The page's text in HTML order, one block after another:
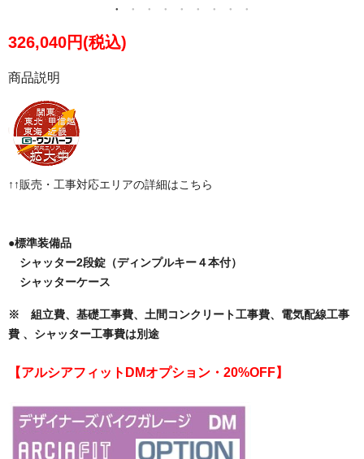
326,040円(税込)
商品説明
↑↑販売・工事対応エリアの詳細はこちら
●標準装備品
シャッター2段錠（ディンプルキー４本付）
シャッターケース
※ 組立費、基礎工事費、土間コンクリート工事費、電気配線工事
費 、シャッター工事費は別途
【アルシアフィットDMオプション・20%OFF】